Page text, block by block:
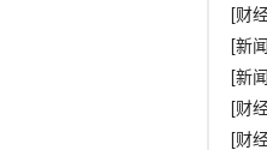
[财
[新
[新
[财
[财